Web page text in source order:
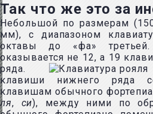
Так что же это за
Небольшой по размерам
мм), с диапазоном
октавы до «фа»
оказывается не 12, а 19
ряда.
клавиши нижнего ряда
клавишам обычного
ля, си), между ними по